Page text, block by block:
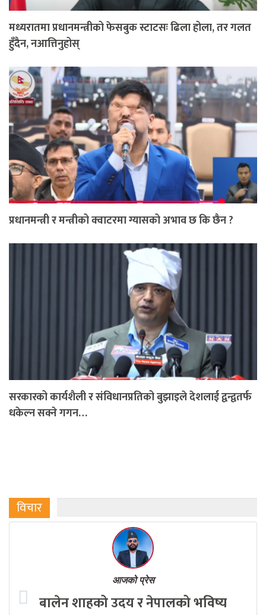
मध्यरातमा प्रधानमन्त्रीको फेसबुक स्टाटसः ढिला होला, तर गलत
हुँदैन, नआत्तिनुहोस्
प्रधानमन्त्री र मन्त्रीको क्वाटरमा ग्यासको अभाव छ कि छैन ?
सरकारको कार्यशैली र संविधानप्रतिको बुझाइले देशलाई द्वन्द्वतर्फ
धकेल्न सक्ने गगन…
विचार
आजको प्रेस
बालेन शाहको उदय र नेपालको भविष्य